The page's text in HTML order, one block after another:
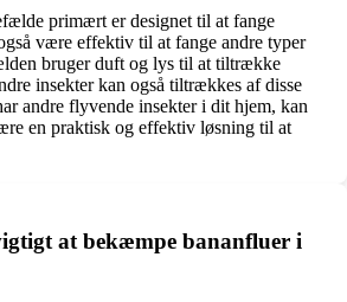
primært er designet til at fange
være effektiv til at fange andre typer
bruger duft og lys til at tiltrække
insekter kan også tiltrækkes af disse
andre flyvende insekter i dit hjem, kan
en praktisk og effektiv løsning til at
at bekæmpe bananfluer i